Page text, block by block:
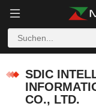
SDIC
CO., LTD.